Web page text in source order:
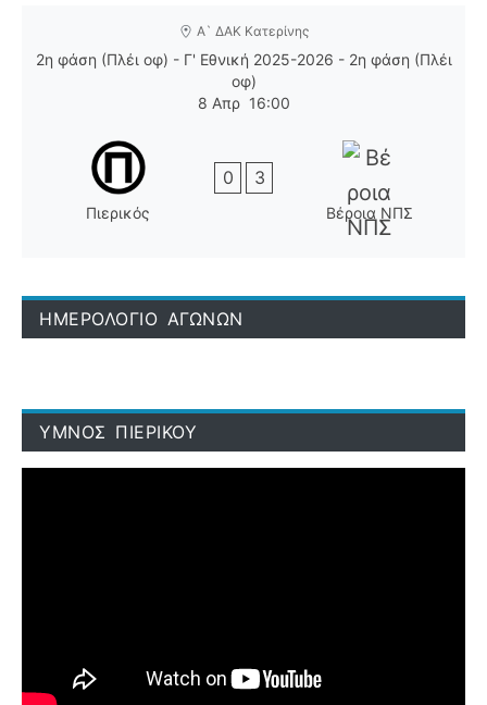
Α` ΔΑΚ Κατερίνης
2η φάση (Πλέι οφ) - Γ' Εθνική 2025-2026 - 2η φάση (Πλέι
οφ)
8 Απρ 16:00
Πιερικός
0 3
Βέροια ΝΠΣ
ΗΜΕΡΟΛΟΓΙΟ ΑΓΩΝΩΝ
ΥΜΝΟΣ ΠΙΕΡΙΚΟΥ